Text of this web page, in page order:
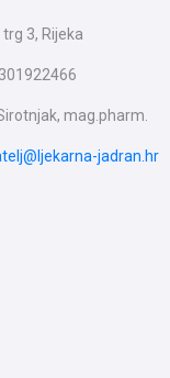
3, Rijeka
mag.pharm.
jadran.hr